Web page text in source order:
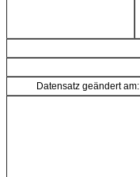
Datensatz geändert am: